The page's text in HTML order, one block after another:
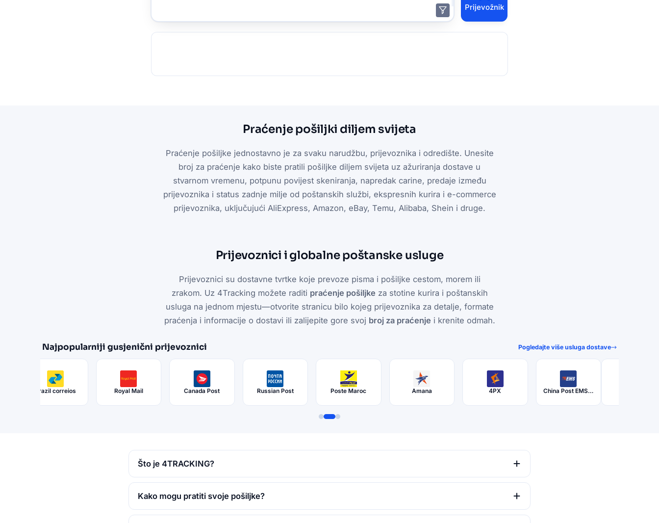
Prijevožnik
Praćenje pošiljki diljem svijeta
Praćenje pošiljke jednostavno je za svaku narudžbu, prijevoznika i odredište. Unesite
broj za praćenje kako biste pratili pošiljke diljem svijeta uz ažuriranja dostave u
stvarnom vremenu, potpunu povijest skeniranja, napredak carine, predaje između
prijevoznika i status zadnje milje od poštanskih službi, ekspresnih kurira i e-commerce
prijevoznika, uključujući AliExpress, Amazon, eBay, Temu, Alibaba, Shein i druge.
Prijevoznici i globalne poštanske usluge
Prijevoznici su dostavne tvrtke koje prevoze pisma i pošiljke cestom, morem ili
zrakom. Uz 4Tracking možete raditi praćenje pošiljke za stotine kurira i poštanskih
usluga na jednom mjestu—otvorite stranicu bilo kojeg prijevoznika za detalje, formate
praćenja i informacije o dostavi ili zalijepite gore svoj broj za praćenje i krenite odmah.
Najpopularniji gusjenični prijevoznici Pogledajte više usluga dostave
Brazil correios Royal Mail Canada Post Russian Post Poste Maroc Amana 4PX China Post EMS (ePacket)
Što je 4TRACKING?
Kako mogu pratiti svoje pošiljke?